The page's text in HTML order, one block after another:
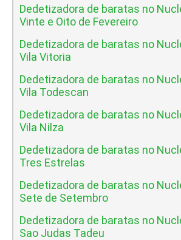
Dedetizadora de baratas no
Vinte e Oito de Fevereiro
Dedetizadora de baratas no
Vila Vitoria
Dedetizadora de baratas no
Vila Todescan
Dedetizadora de baratas no
Vila Nilza
Dedetizadora de baratas no
Tres Estrelas
Dedetizadora de baratas no
Sete de Setembro
Dedetizadora de baratas no
Sao Judas Tadeu